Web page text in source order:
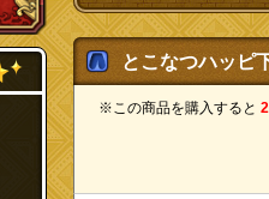
とこなつハッピ
※この商品を購入すると